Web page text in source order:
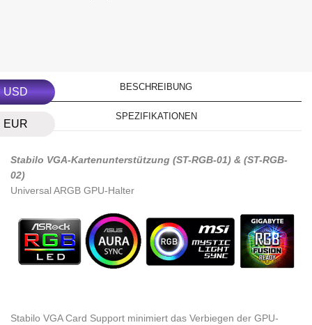
USD
EUR
BESCHREIBUNG
SPEZIFIKATIONEN
Stabilo VGA-Kartenunterstützung (ST-RGB-01) & (ST-RGB-
02)
Universal ARGB GPU-Halter
Stabilo VGA Card Support minimiert das Verbiegen der GPU-